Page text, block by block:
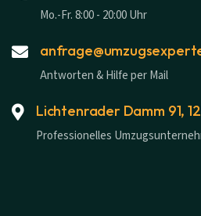
Mo.-Fr. 8:00 - 20:00 Uhr
Antworten & Hilfe per Mail
Lichtenrader Damm 91,
Professionelles